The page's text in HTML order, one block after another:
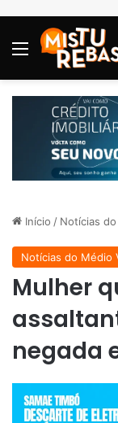
Menu
Início / Notícias
Notícias do Médio
Mulher
negada